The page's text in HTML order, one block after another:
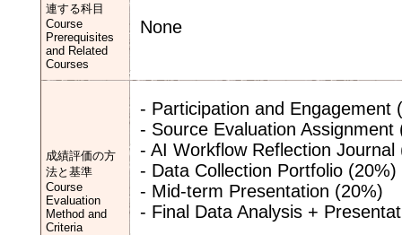
連する科目
Course
Prerequisites
and Related
Courses
None
成績評価の方
法と基準
Course
Evaluation
Method and
Criteria
- Participation and Engagement
- Source Evaluation Assignment
- AI Workflow Reflection Journal
- Data Collection Portfolio (20%)
- Mid-term Presentation (20%)
- Final Data Analysis +